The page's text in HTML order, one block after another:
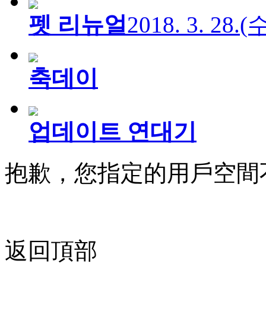
펫 리뉴얼2018. 3. 28.(
축데이
업데이트 연대기
抱歉，您指定的用戶空間
返回頂部